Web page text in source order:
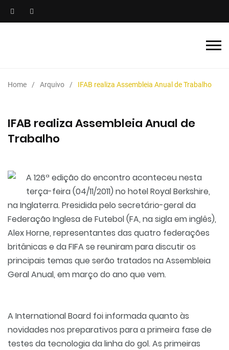
Home Arquivo IFAB realiza Assembleia Anual de Trabalho
IFAB realiza Assembleia Anual de
Trabalho
A 126ª edição do encontro aconteceu nesta
terça-feira (04/11/2011) no hotel Royal Berkshire,
na Inglaterra. Presidida pelo secretário-geral da
Federação Inglesa de Futebol (FA, na sigla em inglês),
Alex Horne, representantes das quatro federações
britânicas e da FIFA se reuniram para discutir os
principais temas que serão tratados na Assembleia
Geral Anual, em março do ano que vem.
A International Board foi informada quanto às
novidades nos preparativos para a primeira fase de
testes da tecnologia da linha do gol. As primeiras